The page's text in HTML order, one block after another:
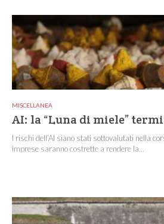
MISCELLANEA
AI: la “Luna di miele”
I rischi dell’AI siano stati sottovalutati nella
imprese saranno costrette a rendere la...